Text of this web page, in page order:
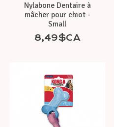
Nylabone Dentaire à
mâcher pour chiot -
Small
8,49$CA